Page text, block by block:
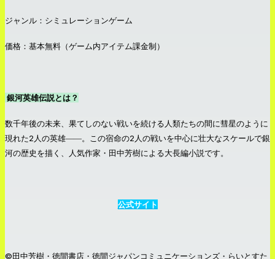
ジャンル：シミュレーションゲーム
価格：基本無料（ゲーム内アイテム課金制）
銀河英雄伝説とは？
数千年後の未来、果てしのない戦いを続ける人類たちの間に彗星のように
現れた2人の英雄――。この宿命の2人の戦いを中心に壮大なスケールで銀
河の歴史を描く、人気作家・田中芳樹による大長編小説です。
公式サイト
©田中芳樹・徳間書店・徳間ジャパンコミュニケーションズ・らいとすた